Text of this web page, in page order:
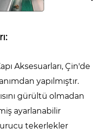
Aksesuarları, Çin'de
yapılmıştır.
gürültü olmadan
ayarlanabilir
tekerlekler